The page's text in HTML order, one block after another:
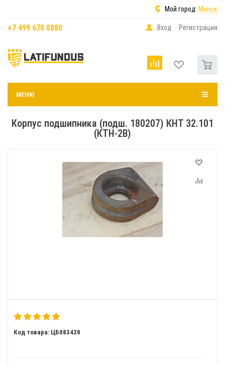
Мой город: Минск
+7 499 670 0880 Вход Регистрация
МЕНЮ
Корпус подшипника (подш. 180207) КНТ 32.101
(КТН-2В)
Код товара: ЦБ083420